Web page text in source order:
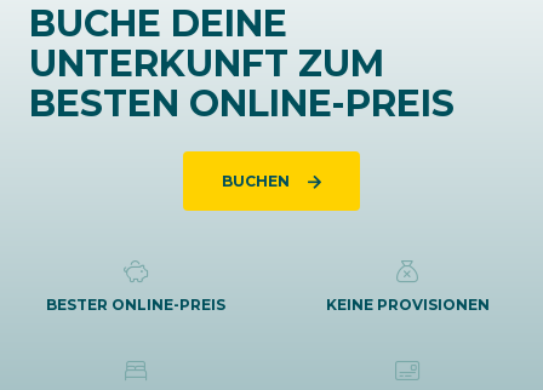
BUCHE DEINE
UNTERKUNFT ZUM
BESTEN ONLINE-PREIS
BUCHEN
BESTER ONLINE-PREIS KEINE PROVISIONEN